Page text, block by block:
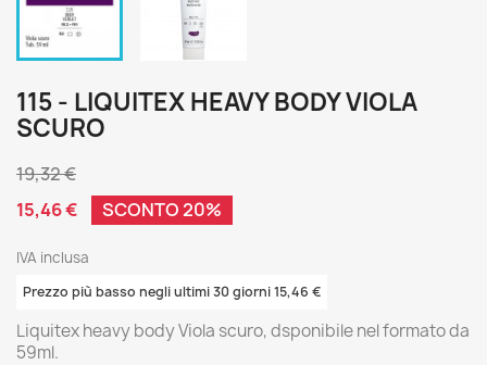
115 - LIQUITEX HEAVY BODY VIOLA
SCURO
19,32 €
15,46 €
SCONTO 20%
IVA inclusa
Prezzo più basso negli ultimi 30 giorni 15,46 €
Liquitex heavy body Viola scuro, dsponibile nel formato da
59ml.